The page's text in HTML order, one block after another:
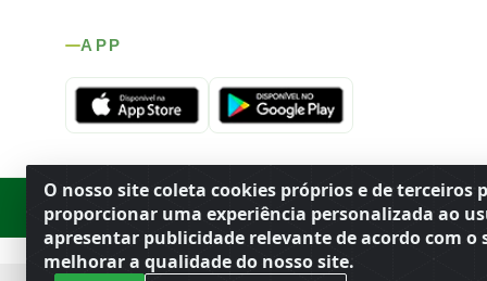
O nosso site coleta cookies próprios e de terceiros
proporcionar uma experiência personalizada ao
apresentar publicidade relevante de acordo com o
melhorar a qualidade do nosso site.
APP
Rod. SP-215, s/n, km 98 — Área Rural Porto Ferreira/ ·